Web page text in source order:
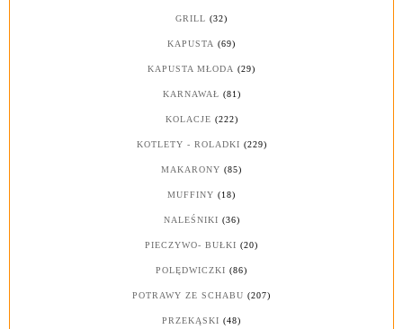
GRILL (32)
KAPUSTA (69)
KAPUSTA MŁODA (29)
KARNAWAŁ (81)
KOLACJE (222)
KOTLETY - ROLADKI (229)
MAKARONY (85)
MUFFINY (18)
NALEŚNIKI (36)
PIECZYWO- BUŁKI (20)
POLĘDWICZKI (86)
POTRAWY ZE SCHABU (207)
PRZEKĄSKI (48)